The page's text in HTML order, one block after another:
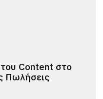
Content στο
Πωλήσεις